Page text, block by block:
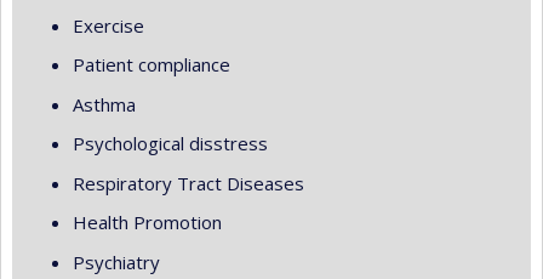
Exercise
Patient compliance
Asthma
Psychological disstress
Respiratory Tract Diseases
Health Promotion
Psychiatry